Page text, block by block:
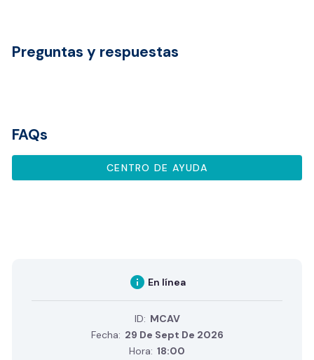
Preguntas y respuestas
FAQs
CENTRO DE AYUDA
info En línea
ID: MCAV
Fecha: 29 De Sept De 2026
Hora: 18:00